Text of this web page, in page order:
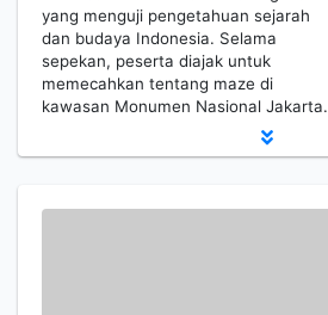
yang menguji pengetahuan sejarah
dan budaya Indonesia. Selama
sepekan, peserta diajak untuk
memecahkan tentang maze di
kawasan Monumen Nasional Jakarta.